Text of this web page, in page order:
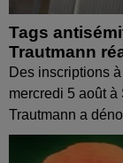
Tags
Trautmann
Des inscriptions
mercredi 5 août
Trautmann a